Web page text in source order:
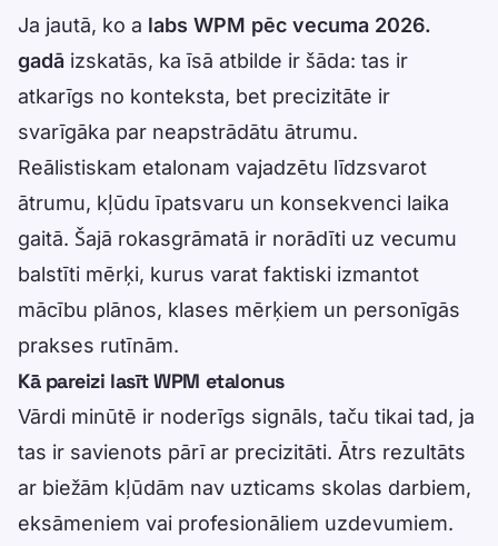
Ja jautā, ko a labs WPM pēc vecuma 2026.
gadā izskatās, ka īsā atbilde ir šāda: tas ir
atkarīgs no konteksta, bet precizitāte ir
svarīgāka par neapstrādātu ātrumu.
Reālistiskam etalonam vajadzētu līdzsvarot
ātrumu, kļūdu īpatsvaru un konsekvenci laika
gaitā. Šajā rokasgrāmatā ir norādīti uz vecumu
balstīti mērķi, kurus varat faktiski izmantot
mācību plānos, klases mērķiem un personīgās
prakses rutīnām.
Kā pareizi lasīt WPM etalonus
Vārdi minūtē ir noderīgs signāls, taču tikai tad, ja
tas ir savienots pārī ar precizitāti. Ātrs rezultāts
ar biežām kļūdām nav uzticams skolas darbiem,
eksāmeniem vai profesionāliem uzdevumiem.